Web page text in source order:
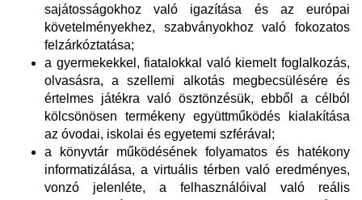
sajátosságokhoz való igazítása és az európai
követelményekhez, szabványokhoz való fokozatos
felzárkóztatása;
a gyermekekkel, fiatalokkal való kiemelt foglalkozás,
olvasásra, a szellemi alkotás megbecsülésére és
értelmes játékra való ösztönzésük, ebből a célból
kölcsönösen termékeny együttműködés kialakítása
az óvodai, iskolai és egyetemi szférával;
a könyvtár működésének folyamatos és hatékony
informatizálása, a virtuális térben való eredményes,
vonzó jelenléte, a felhasználóival való reális